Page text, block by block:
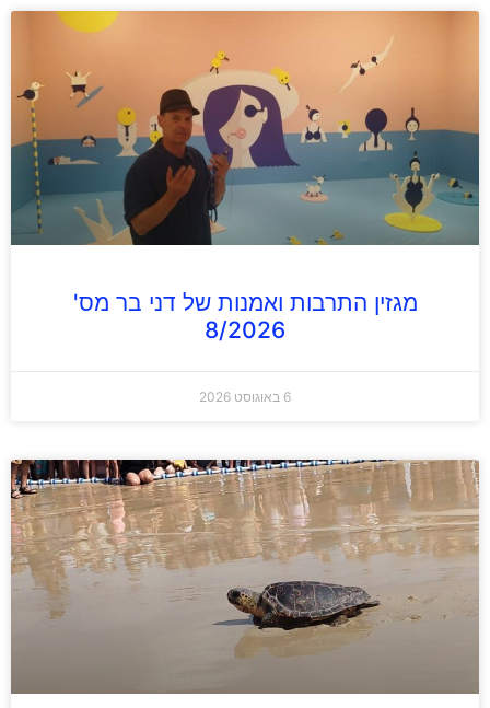
מגזין התרבות ואמנות של דני בר מס'
8/2026
6 באוגוסט 2026